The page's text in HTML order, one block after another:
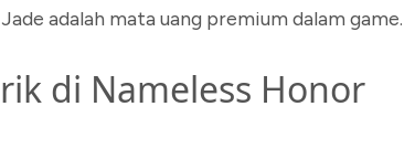
adalah mata uang premium dalam game.
di Nameless Honor